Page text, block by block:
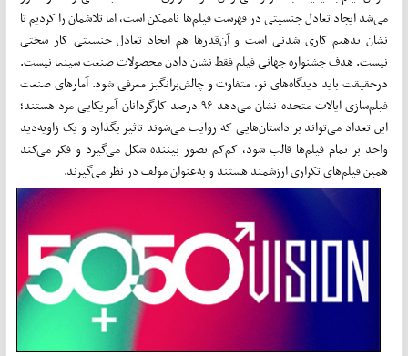
می‌شد ایجاد تعادل جنسیتی در فهرست فیلم‌ها ناممکن است، اما تلاشمان را کردیم تا
نشان بدهیم کاری شدنی است و آن‌قدرها هم ایجاد تعادل جنسیتی کار سختی
نیست. هدف جشنواره جهانی فیلم فقط نشان دادن محصولات صنعت سینما نیست.
درحقیقت باید دیدگاه‌های نو، متفاوت و چالش‌برانگیز معرفی شود. آمارهای صنعت
فیلم‌سازی ایالات متحده نشان می‌دهد ۹۶ درصد کارگردانان آمریکایی مرد هستند؛
این تعداد می‌تواند بر داستان‌هایی که روایت می‌شوند تاثیر بگذارد و یک زاویه‌دید
واحد بر تمام فیلم‌ها قالب شود، کم‌کم تصور بیننده شکل می‌گیرد و فکر می‌کند
همین فیلم‌های تکراری ارزشمند هستند و به‌عنوان مولف در نظر می‌گیرند.